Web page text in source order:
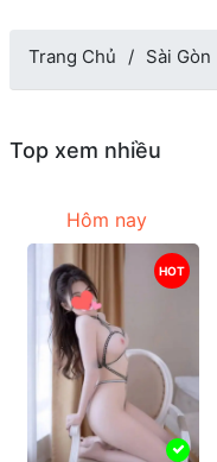
Trang Chủ Sài Gòn
Top xem nhiều
Hôm nay
HOT